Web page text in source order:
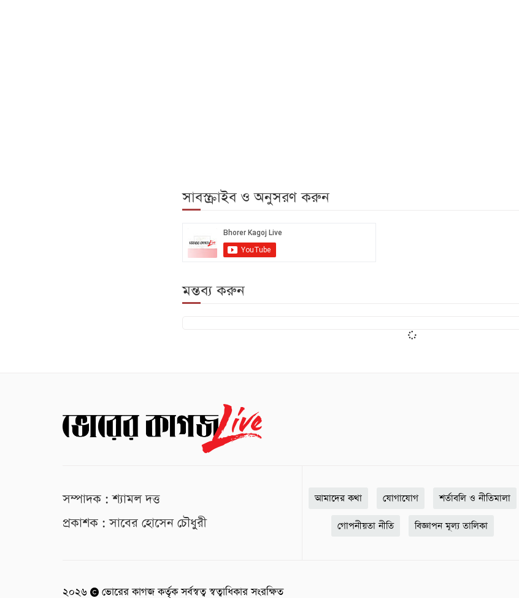
সাবস্ক্রাইব ও অনুসরণ করুন
মন্তব্য করুন
সম্পাদক : শ্যামল দত্ত
প্রকাশক : সাবের হোসেন চৌধুরী
আমাদের কথা যোগাযোগ শর্তাবলি ও নীতিমালা
গোপনীয়তা নীতি বিজ্ঞাপন মূল্য তালিকা
২০২৬ ভোরের কাগজ কর্তৃক সর্বস্বত্ব স্বত্বাধিকার সংরক্ষিত